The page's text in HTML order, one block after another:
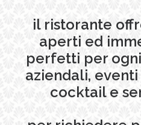
il ristorante
aperti ed
perfetti per
aziendali,
cocktail e